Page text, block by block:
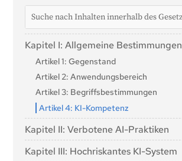
Kapitel I: Allgemeine Bestimmungen
Artikel 1: Gegenstand
Artikel 2: Anwendungsbereich
Artikel 3: Begriffsbestimmungen
Artikel 4: KI-Kompetenz
Kapitel II: Verbotene AI-Praktiken
Artikel 5: Verbotene AI-Praktiken
Kapitel III: Hochriskantes KI-System